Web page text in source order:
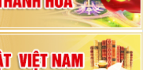
đại biểu Đảng bộ xã Yên Thọ lần thứ I,
kỳ 2025 – 2030
Đảng bộ xã Yên Ninh lần thứ nhất,
2025 - 2030